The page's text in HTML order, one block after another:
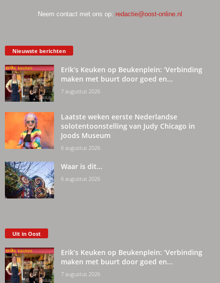
Neem contact met ons op: redactie@oost-online.nl
Nieuwste berichten
Erik’s Keuken op Beukenplein: ‘Verbinding
maken met buurt door goed en...
7 augustus 2026
Laatste weken eerste Nederlandse
solotentoonstelling van Judy Chicago in
Joods Museum
6 augustus 2026
Waar is dit…
6 augustus 2026
Uit in Oost
Erik’s Keuken op Beukenplein: ‘Verbinding
maken met buurt door goed en...
7 augustus 2026